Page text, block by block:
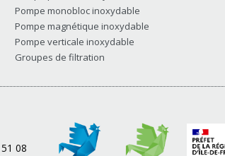
Pompe monobloc inoxydable
Pompe magnétique inoxydable
Pompe verticale inoxydable
Groupes de filtration
08